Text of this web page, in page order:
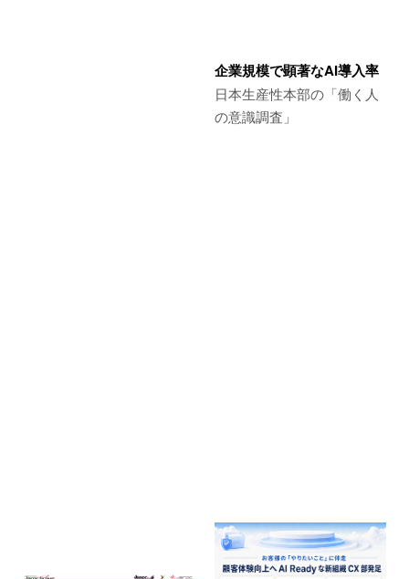
企業規模で顕著なAI導入率
日本生産性本部の「働く人
の意識調査」